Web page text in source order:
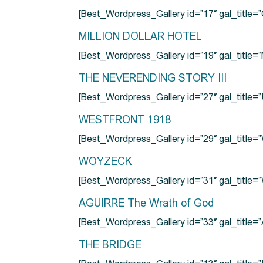
[Best_Wordpress_Gallery id=”17″
MILLION DOLLAR HOTEL
[Best_Wordpress_Gallery id=”19″
THE NEVERENDING STORY III
[Best_Wordpress_Gallery id=”27″
WESTFRONT 1918
[Best_Wordpress_Gallery id=”29″
WOYZECK
[Best_Wordpress_Gallery id=”31″
AGUIRRE The Wrath of God
[Best_Wordpress_Gallery id=”33″
THE BRIDGE